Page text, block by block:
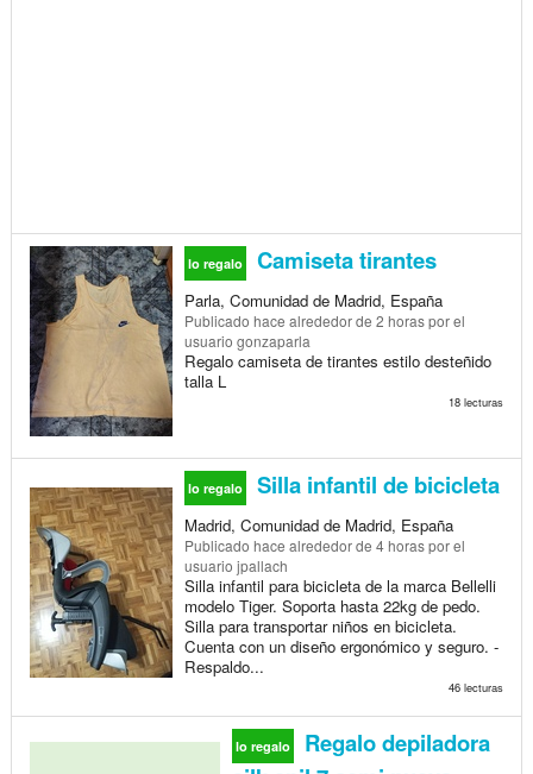
lo regalo Camiseta tirantes
Parla, Comunidad de Madrid, España
Publicado hace alrededor de 2 horaspor el
usuario gonzaparla
Regalo camiseta de tirantes estilo desteñido
talla L
18 lecturas
lo regalo Silla infantil de bicicleta
Madrid, Comunidad de Madrid, España
Publicado hace alrededor de 4 horaspor el
usuario jpallach
Silla infantil para bicicleta de la marca Bellelli
modelo Tiger. Soporta hasta 22kg de pedo.
Silla para transportar niños en bicicleta.
Cuenta con un diseño ergonómico y seguro. -
Respaldo...
46 lecturas
lo regalo
Regalo depiladora